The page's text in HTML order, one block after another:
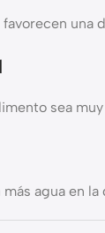
una
sea
agua en